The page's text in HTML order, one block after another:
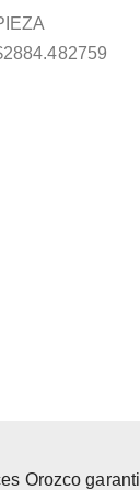
2884.482759
Orozco